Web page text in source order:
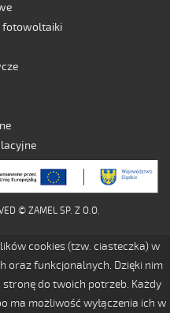
fotowoltaiki
© ZAMEL SP. Z O.O.
cookies (tzw. ciasteczka) w
oraz funkcjonalnych. Dzięki nim
do twoich potrzeb. Każdy
ma możliwość wyłączenia ich w